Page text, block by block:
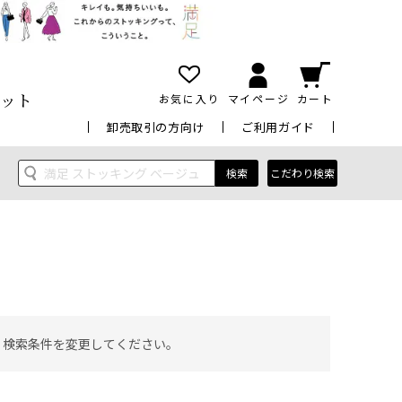
ト お気に入り マイページ カート
卸売取引の方向け ご利用ガイド
検索 こだわり検索
索条件を変更してください。